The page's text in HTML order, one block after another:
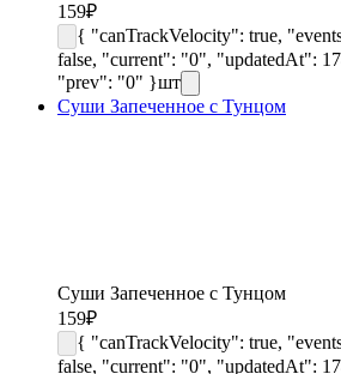
159₽
{ "canTrackVelocity": true,
false, "current": "0", "updatedAt":
"prev": "0" }шт
Суши Запеченное с Тунцом
Суши Запеченное с Тунцом
159₽
{ "canTrackVelocity": true,
false, "current": "0", "updatedAt":